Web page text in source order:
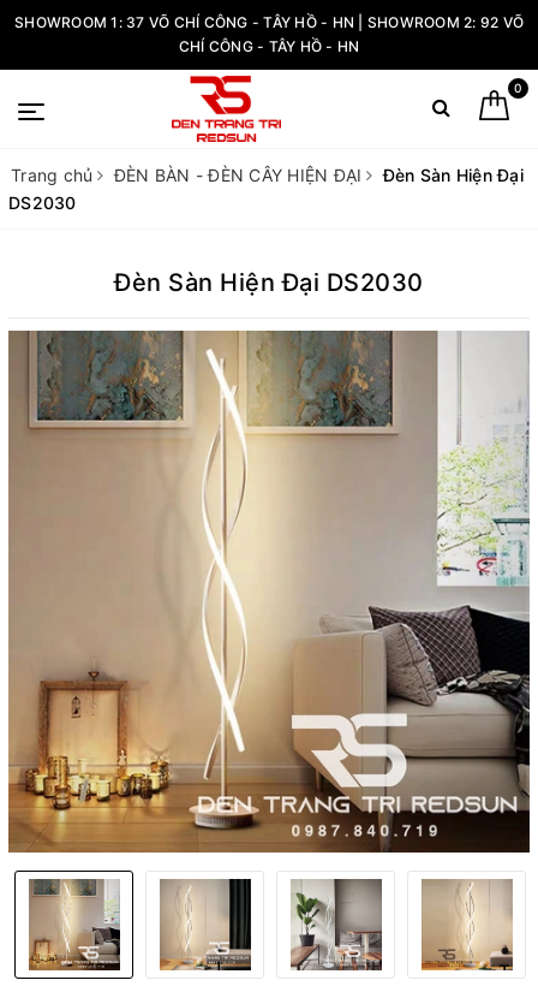
SHOWROOM 1: 37 VÕ CHÍ CÔNG - TÂY HỒ - HN | SHOWROOM 2: 92 VÕ
CHÍ CÔNG - TÂY HỒ - HN
0
Trang chủ ĐÈN BÀN - ĐÈN CÂY HIỆN ĐẠI
Đèn Sàn Hiện Đại
DS2030
Đèn Sàn Hiện Đại DS2030